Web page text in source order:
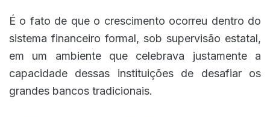
É o fato de que o crescimento ocorreu dentro do
sistema financeiro formal, sob supervisão estatal,
em um ambiente que celebrava justamente a
capacidade dessas instituições de desafiar os
grandes bancos tradicionais.